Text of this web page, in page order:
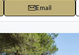
Email